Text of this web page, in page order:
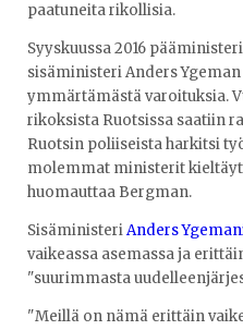
paatuneita rikollisia.
Syyskuussa 2016
sisäministeri Anders
ymmärtämästä varoituksia.
rikoksista Ruotsissa saatiin
Ruotsin poliiseista harkitsi
molemmat ministerit
huomauttaa Bergman.
SisäministeriAnders
vaikeassa asemassa ja
"suurimmasta
"Meillä on nämä erittäin